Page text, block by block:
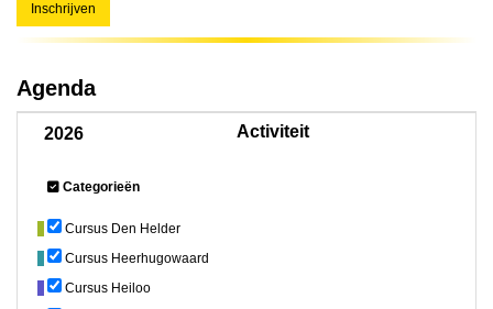
Inschrijven
Agenda
2026 Activiteit
Categorieën
Cursus Den Helder
Cursus Heerhugowaard
Cursus Heiloo